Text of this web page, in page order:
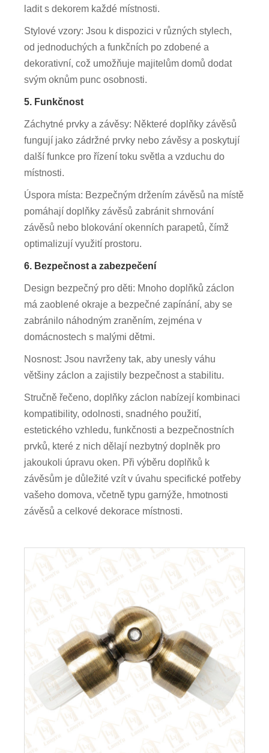
ladit s dekorem každé místnosti.
Stylové vzory: Jsou k dispozici v různých stylech,
od jednoduchých a funkčních po zdobené a
dekorativní, což umožňuje majitelům domů dodat
svým oknům punc osobnosti.
5. Funkčnost
Záchytné prvky a závěsy: Některé doplňky závěsů
fungují jako zádržné prvky nebo závěsy a poskytují
další funkce pro řízení toku světla a vzduchu do
místnosti.
Úspora místa: Bezpečným držením závěsů na místě
pomáhají doplňky závěsů zabránit shrnování
závěsů nebo blokování okenních parapetů, čímž
optimalizují využití prostoru.
6. Bezpečnost a zabezpečení
Design bezpečný pro děti: Mnoho doplňků záclon
má zaoblené okraje a bezpečné zapínání, aby se
zabránilo náhodným zraněním, zejména v
domácnostech s malými dětmi.
Nosnost: Jsou navrženy tak, aby unesly váhu
většiny záclon a zajistily bezpečnost a stabilitu.
Stručně řečeno, doplňky záclon nabízejí kombinaci
kompatibility, odolnosti, snadného použití,
estetického vzhledu, funkčnosti a bezpečnostních
prvků, které z nich dělají nezbytný doplněk pro
jakoukoli úpravu oken. Při výběru doplňků k
závěsům je důležité vzít v úvahu specifické potřeby
vašeho domova, včetně typu garnýže, hmotnosti
závěsů a celkové dekorace místnosti.